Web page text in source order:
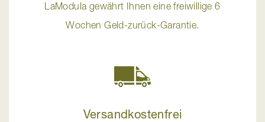
LaModula gewährt Ihnen eine freiwillige 6
Wochen Geld-zurück-Garantie.
Versandkostenfrei